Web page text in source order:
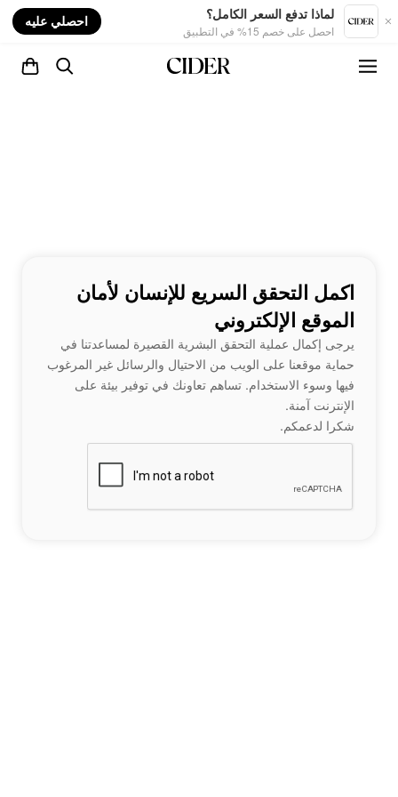
لماذا تدفع السعر الكامل؟
احصل على خصم 15% في التطبيق
احصلي عليه
اكمل التحقق السريع للإنسان لأمان
الموقع الإلكتروني
يرجى إكمال عملية التحقق البشرية القصيرة لمساعدتنا في
حماية موقعنا على الويب من الاحتيال والرسائل غير المرغوب
فيها وسوء الاستخدام. تساهم تعاونك في توفير بيئة على
الإنترنت آمنة.
شكرا لدعمكم.